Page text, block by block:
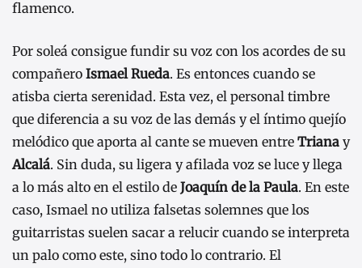
flamenco.
Por soleá consigue fundir su voz con los acordes de su
compañero Ismael Rueda. Es entonces cuando se
atisba cierta serenidad. Esta vez, el personal timbre
que diferencia a su voz de las demás y el íntimo quejío
melódico que aporta al cante se mueven entre Triana y
Alcalá. Sin duda, su ligera y afilada voz se luce y llega
a lo más alto en el estilo de Joaquín de la Paula. En este
caso, Ismael no utiliza falsetas solemnes que los
guitarristas suelen sacar a relucir cuando se interpreta
un palo como este, sino todo lo contrario. El